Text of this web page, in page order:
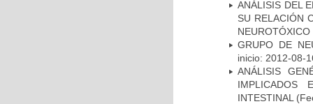
ANÁLISIS DEL
SU RELACIÓN
NEUROTÓXICO
GRUPO DE
inicio: 2012-08-
ANÁLISIS
IMPLICADOS
INTESTINAL